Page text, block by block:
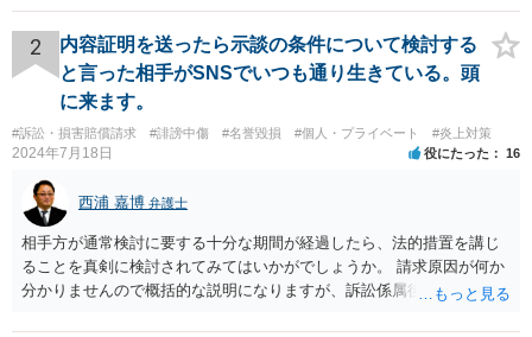
合、相手方本人以外の家族や親族等の目に触れる可能性があります。
書面の内容につき、そういった配慮を元に検討されてみてください。
これで回答を終わります。
2
内容証明を送ったら示談の条件について検討する
と言った相手がSNSでいつも通り生きている。頭
に来ます。
#訴訟・損害賠償請求 #誹謗中傷 #名誉毀損 #個人・プライベート #炎上対策
2024年7月18日 役にたった 16
西浦 嘉博 弁護士
相手方が通常検討に要する十分な期間が経過したら、法的措置を講じ
ることを真剣に検討されてみてはいかがでしょうか。 請求原因が何か
分かりませんので概括的な説明になりますが、訴訟係属後、判決を得